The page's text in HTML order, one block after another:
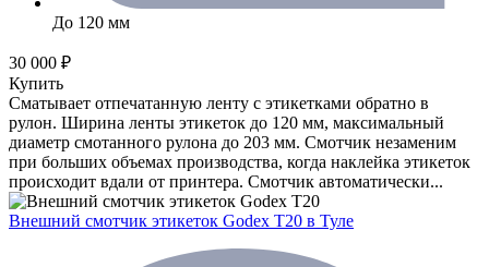
До 120 мм
30 000 ₽
Купить
Сматывает отпечатанную ленту с этикетками обратно в
рулон. Ширина ленты этикеток до 120 мм, максимальный
диаметр смотанного рулона до 203 мм. Смотчик незаменим
при больших объемах производства, когда наклейка этикеток
происходит вдали от принтера. Смотчик автоматически...
Внешний смотчик этикеток Godex T20 в Туле